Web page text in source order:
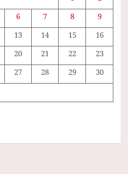
6 7 8
9
13 14 15
16
20 21 22
23
27 28 29
30